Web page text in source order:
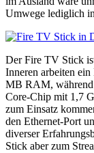
Umwege lediglich
Der Fire TV Stick
Inneren arbeiten
MB RAM, während
Core-Chip mit 1,7
zum Einsatz
den Ethernet-Port
diverser
Stick aber zum